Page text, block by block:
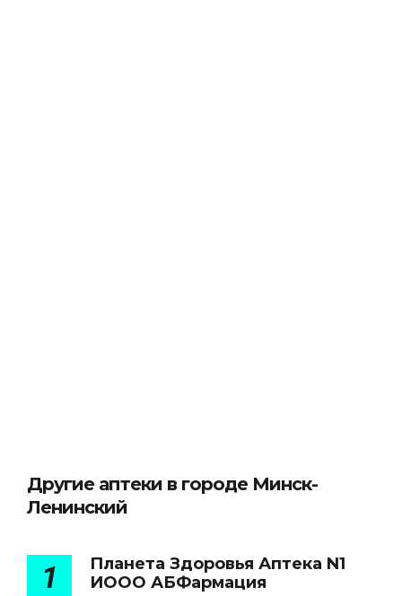
Другие аптеки в городе Минск-
Ленинский
1
Планета Здоровья Аптека N1
ИООО АБФармация